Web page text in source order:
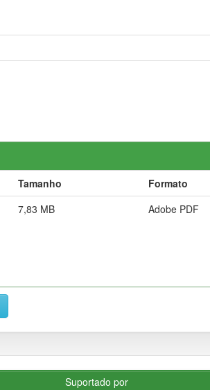
Tamanho
Formato
7,83 MB Adobe PDF
Suportado por